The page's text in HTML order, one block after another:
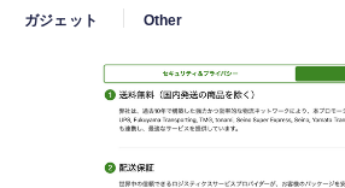
カルチャー
公式ストア
ガジェット Other